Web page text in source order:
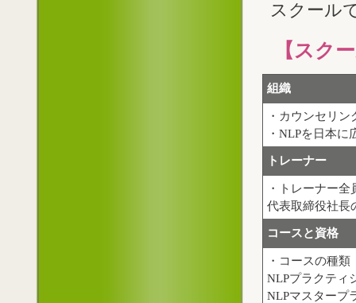
スクール
【スク
組織
・カウンセリ
・NLPを日本に
トレーナー
・トレーナー
代表取締役社長
コースと資格
・コースの種類
NLPプラクティ
NLPマスタープ